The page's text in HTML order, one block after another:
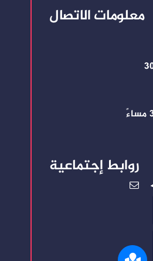
معلومات الاتصال
روابط إجتماعية